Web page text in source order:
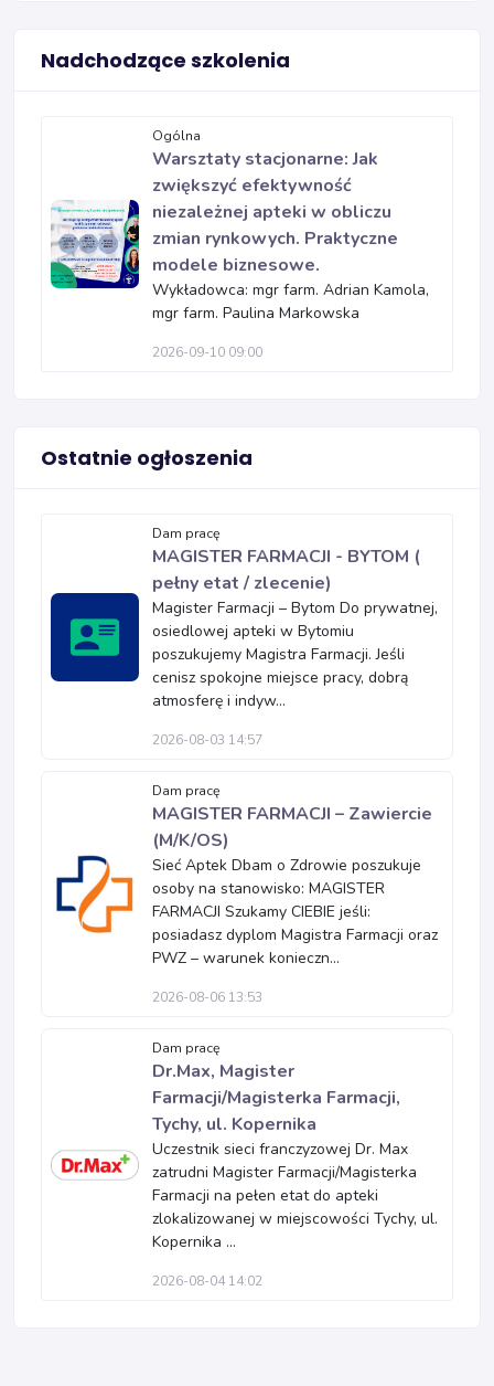
Nadchodzące szkolenia
Ogólna
Warsztaty stacjonarne: Jak
zwiększyć efektywność
niezależnej apteki w obliczu
zmian rynkowych. Praktyczne
modele biznesowe.
Wykładowca: mgr farm. Adrian Kamola,
mgr farm. Paulina Markowska
2026-09-10 09:00
Ostatnie ogłoszenia
Dam pracę
MAGISTER FARMACJI - BYTOM (
pełny etat / zlecenie)
Magister Farmacji – Bytom Do prywatnej,
osiedlowej apteki w Bytomiu
poszukujemy Magistra Farmacji. Jeśli
cenisz spokojne miejsce pracy, dobrą
atmosferę i indyw...
2026-08-03 14:57
Dam pracę
MAGISTER FARMACJI – Zawiercie
(M/K/OS)
Sieć Aptek Dbam o Zdrowie poszukuje
osoby na stanowisko: MAGISTER
FARMACJI Szukamy CIEBIE jeśli:
posiadasz dyplom Magistra Farmacji oraz
PWZ – warunek konieczn...
2026-08-06 13:53
Dam pracę
Dr.Max, Magister
Farmacji/Magisterka Farmacji,
Tychy, ul. Kopernika
Uczestnik sieci franczyzowej Dr. Max
zatrudni Magister Farmacji/Magisterka
Farmacji na pełen etat do apteki
zlokalizowanej w miejscowości Tychy, ul.
Kopernika ...
2026-08-04 14:02